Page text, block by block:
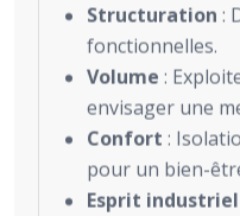
Structuration :
fonctionnelles.
Volume :
envisager une
Confort :
pour un bien-
Esprit industriel